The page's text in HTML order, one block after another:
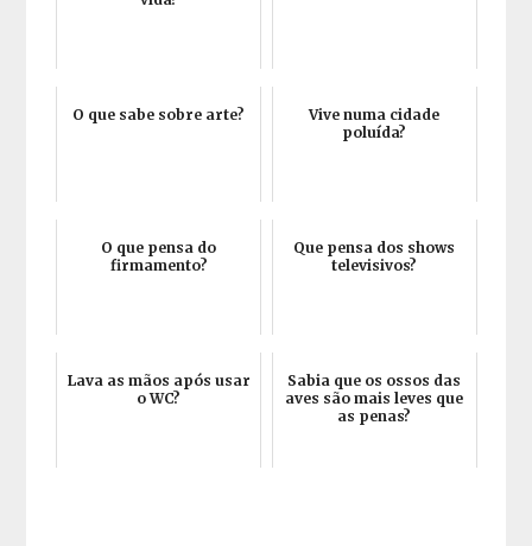
O que sabe sobre arte?
Vive numa cidade
poluída?
O que pensa do
firmamento?
Que pensa dos shows
televisivos?
Lava as mãos após usar
o WC?
Sabia que os ossos das
aves são mais leves que
as penas?